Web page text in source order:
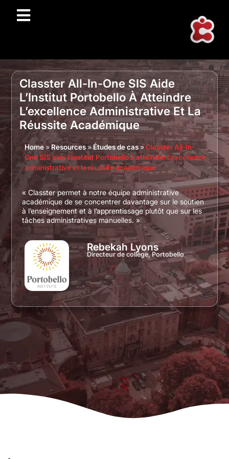
Classter All-In-One SIS Aide
L’Institut Portobello À Atteindre
L’excellence Administrative Et La
Réussite Académique
Home » Resources»Études de cas»Classter All-In-
One SIS aide l’Institut Portobello à atteindre l’excellence
administrative et la réussite académique
« Classter permet à notre équipe administrative
académique de se concentrer davantage sur le soutien
à l’enseignement et à l’apprentissage plutôt que sur les
tâches administratives manuelles. »
Rebekah Lyons
Directeur de collège, Portobello